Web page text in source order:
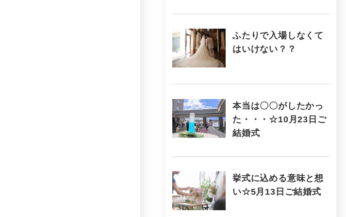
ふたりで入場しなくて
はいけない？？
本当は〇〇がしたかっ
た・・・☆10月23日ご
結婚式
挙式に込める意味と想
い☆5月13日ご結婚式